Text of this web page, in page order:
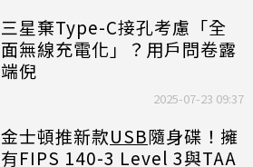
三星棄Type-C接孔考慮「全
面無線充電化」？用戶問卷露
端倪
2025-07-23 09:37
金士頓推新款USB隨身碟！擁
有FIPS 140-3 Level 3與TAA